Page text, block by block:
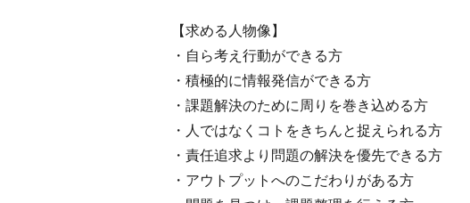
【求める人物像】
・自ら考え行動ができる方
・積極的に情報発信ができる方
・課題解決のために周りを巻き込める方
・人ではなくコトをきちんと捉えられる方
・責任追求より問題の解決を優先できる方
・アウトプットへのこだわりがある方